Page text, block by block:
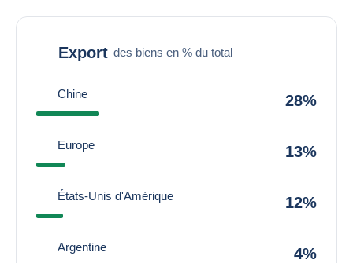
Export des biens en % du total
Chine 28%
Europe 13%
États-Unis d'Amérique 12%
Argentine 4%